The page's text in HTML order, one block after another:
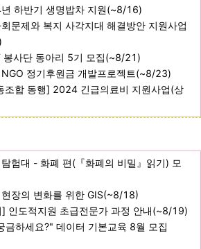
하반기 생명밥차 지원(~8/16)
문제와 복지 사각지대 해결방안 지원사업
봉사단 동아리 5기 모집(~8/21)
정기후원금 개발프로젝트(~8/23)
조합 동행] 2024 긴급의료비 지원사업(상
험대 - 화폐 편(『화폐의 비밀』읽기) 모
장의 변화를 위한 GIS(~8/18)
인도적지원 초급전문가 과정 안내(~8/19)
금하세요?" 데이터 기본교육 8월 모집